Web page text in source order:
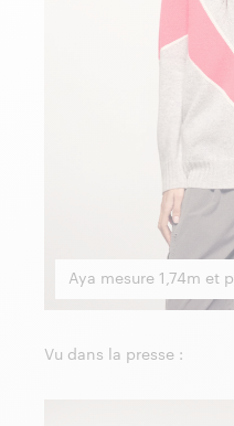
Aya mesure 1,74m et
Vu dans la presse :